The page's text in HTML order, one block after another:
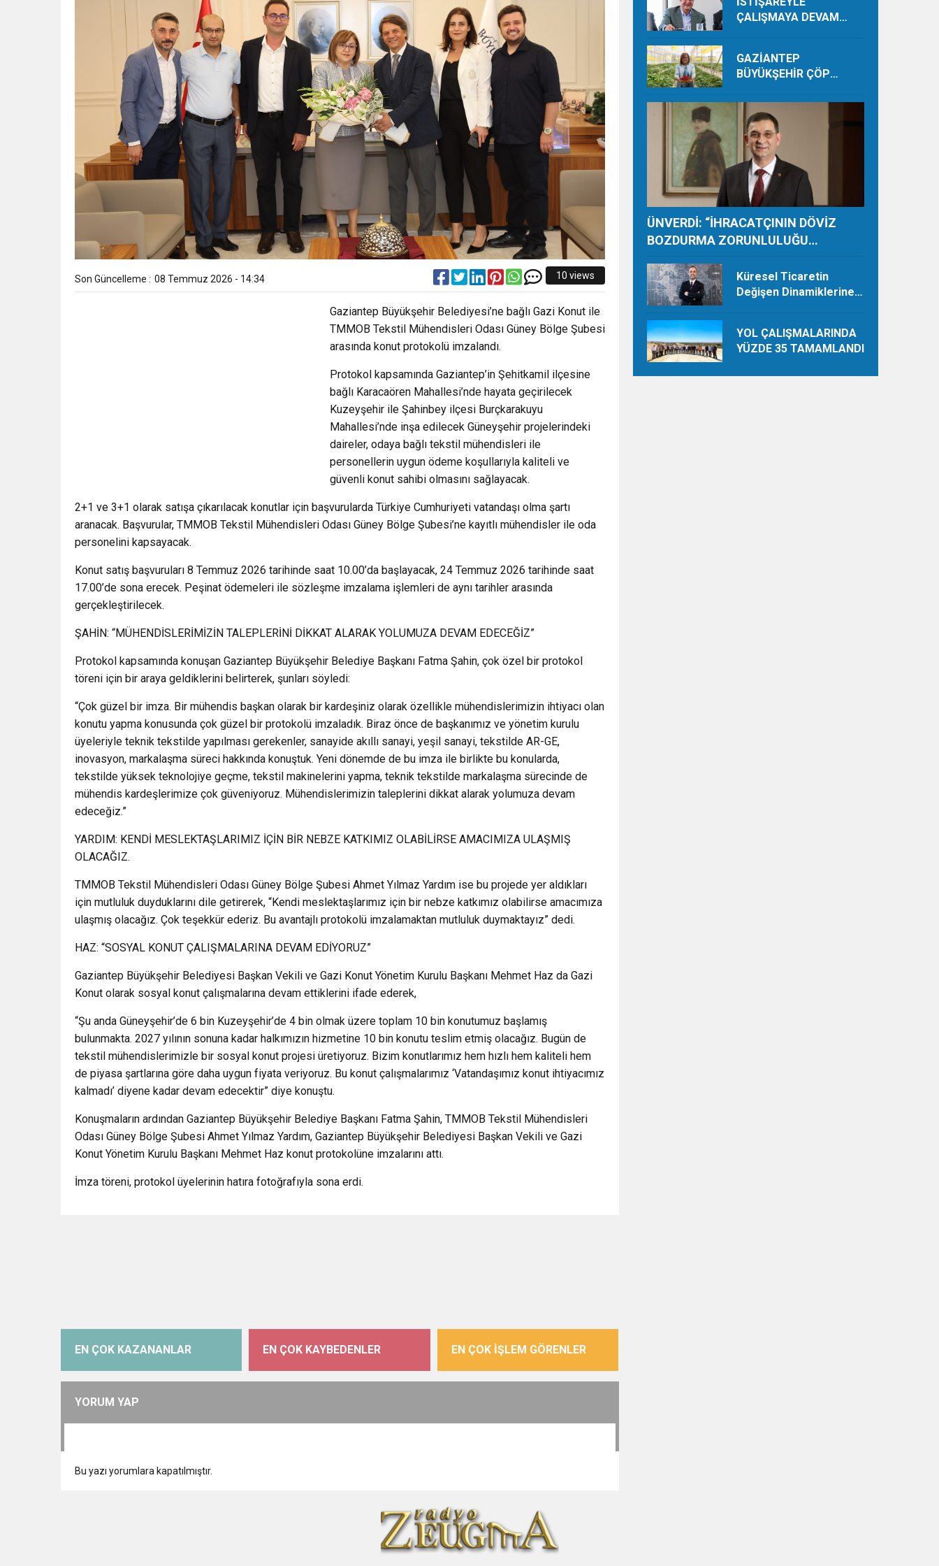
Son Güncelleme : 08 Temmuz 2026 - 14:34 10 views
Gaziantep Büyükşehir Belediyesi’ne bağlı Gazi Konut ile
TMMOB Tekstil Mühendisleri Odası Güney Bölge Şubesi
arasında konut protokolü imzalandı.
Protokol kapsamında Gaziantep’in Şehitkamil ilçesine
bağlı Karacaören Mahallesi’nde hayata geçirilecek
Kuzeyşehir ile Şahinbey ilçesi Burçkarakuyu
Mahallesi’nde inşa edilecek Güneyşehir projelerindeki
daireler, odaya bağlı tekstil mühendisleri ile
personellerin uygun ödeme koşullarıyla kaliteli ve
güvenli konut sahibi olmasını sağlayacak.
2+1 ve 3+1 olarak satışa çıkarılacak konutlar için başvurularda Türkiye Cumhuriyeti vatandaşı olma şartı
aranacak. Başvurular, TMMOB Tekstil Mühendisleri Odası Güney Bölge Şubesi’ne kayıtlı mühendisler ile oda
personelini kapsayacak.
Konut satış başvuruları 8 Temmuz 2026 tarihinde saat 10.00’da başlayacak, 24 Temmuz 2026 tarihinde saat
17.00’de sona erecek. Peşinat ödemeleri ile sözleşme imzalama işlemleri de aynı tarihler arasında
gerçekleştirilecek.
ŞAHİN: “MÜHENDİSLERİMİZİN TALEPLERİNİ DİKKAT ALARAK YOLUMUZA DEVAM EDECEĞİZ”
Protokol kapsamında konuşan Gaziantep Büyükşehir Belediye Başkanı Fatma Şahin, çok özel bir protokol
töreni için bir araya geldiklerini belirterek, şunları söyledi:
“Çok güzel bir imza. Bir mühendis başkan olarak bir kardeşiniz olarak özellikle mühendislerimizin ihtiyacı olan
konutu yapma konusunda çok güzel bir protokolü imzaladık. Biraz önce de başkanımız ve yönetim kurulu
üyeleriyle teknik tekstilde yapılması gerekenler, sanayide akıllı sanayi, yeşil sanayi, tekstilde AR-GE,
inovasyon, markalaşma süreci hakkında konuştuk. Yeni dönemde de bu imza ile birlikte bu konularda,
tekstilde yüksek teknolojiye geçme, tekstil makinelerini yapma, teknik tekstilde markalaşma sürecinde de
mühendis kardeşlerimize çok güveniyoruz. Mühendislerimizin taleplerini dikkat alarak yolumuza devam
edeceğiz.”
YARDIM: KENDİ MESLEKTAŞLARIMIZ İÇİN BİR NEBZE KATKIMIZ OLABİLİRSE AMACIMIZA ULAŞMIŞ
OLACAĞIZ.
TMMOB Tekstil Mühendisleri Odası Güney Bölge Şubesi Ahmet Yılmaz Yardım ise bu projede yer aldıkları
için mutluluk duyduklarını dile getirerek, “Kendi meslektaşlarımız için bir nebze katkımız olabilirse amacımıza
ulaşmış olacağız. Çok teşekkür ederiz. Bu avantajlı protokolü imzalamaktan mutluluk duymaktayız” dedi.
HAZ: “SOSYAL KONUT ÇALIŞMALARINA DEVAM EDİYORUZ”
Gaziantep Büyükşehir Belediyesi Başkan Vekili ve Gazi Konut Yönetim Kurulu Başkanı Mehmet Haz da Gazi
Konut olarak sosyal konut çalışmalarına devam ettiklerini ifade ederek,
“Şu anda Güneyşehir’de 6 bin Kuzeyşehir’de 4 bin olmak üzere toplam 10 bin konutumuz başlamış
bulunmakta. 2027 yılının sonuna kadar halkımızın hizmetine 10 bin konutu teslim etmiş olacağız. Bugün de
tekstil mühendislerimizle bir sosyal konut projesi üretiyoruz. Bizim konutlarımız hem hızlı hem kaliteli hem
de piyasa şartlarına göre daha uygun fiyata veriyoruz. Bu konut çalışmalarımız ‘Vatandaşımız konut ihtiyacımız
kalmadı’ diyene kadar devam edecektir” diye konuştu.
Konuşmaların ardından Gaziantep Büyükşehir Belediye Başkanı Fatma Şahin, TMMOB Tekstil Mühendisleri
Odası Güney Bölge Şubesi Ahmet Yılmaz Yardım, Gaziantep Büyükşehir Belediyesi Başkan Vekili ve Gazi
Konut Yönetim Kurulu Başkanı Mehmet Haz konut protokolüne imzalarını attı.
İmza töreni, protokol üyelerinin hatıra fotoğrafıyla sona erdi.
EN ÇOK KAZANANLAR EN ÇOK KAYBEDENLER EN ÇOK İŞLEM GÖRENLER
YORUM YAP
Bu yazı yorumlara kapatılmıştır.
ÇALIŞMAYA DEVAM
GAZİANTEP
BÜYÜKŞEHİR ÇÖP
ORGANİK ÜRETİMLE
YILDA 28 TON HASAT
YAPIYOR
ÜNVERDİ: “İHRACATÇININ DÖVİZ
BOZDURMA ZORUNLULUĞU
Küresel Ticaretin
Değişen Dinamiklerine
YOL ÇALIŞMALARINDA
YÜZDE 35 TAMAMLANDI